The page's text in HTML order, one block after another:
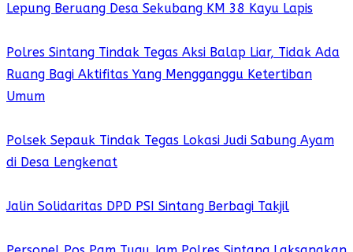
Lepung Beruang Desa Sekubang KM 38 Kayu Lapis
Polres Sintang Tindak Tegas Aksi Balap Liar, Tidak Ada
Ruang Bagi Aktifitas Yang Mengganggu Ketertiban
Umum
Polsek Sepauk Tindak Tegas Lokasi Judi Sabung Ayam
di Desa Lengkenat
Jalin Solidaritas DPD PSI Sintang Berbagi Takjil